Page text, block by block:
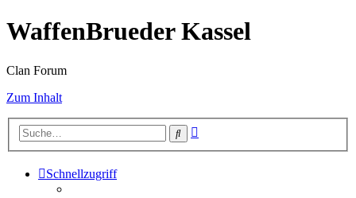
WaffenBrueder Kassel
Clan Forum
Zum Inhalt
Suche
Schnellzugriff